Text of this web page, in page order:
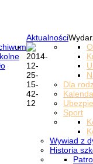
Aktualności
Dla
Sport
Wywiad z
Historia